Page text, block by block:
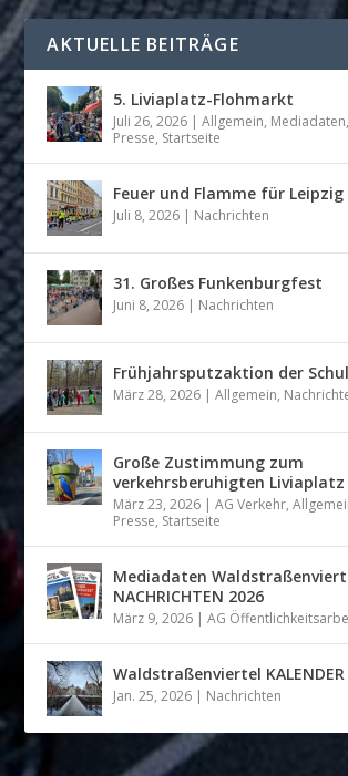
AKTUELLE BEITRÄGE
5. Liviaplatz-Flohmarkt
Juli 26, 2026 |Allgemein, Mediadaten,
Presse, Startseite
Feuer und Flamme für Leipzig
Juli 8, 2026 Nachrichten
31. Großes Funkenburgfest
Juni 8, 2026 Nachrichten
Frühjahrsputzaktion der
März 28, 2026 |Allgemein,
Große Zustimmung zum
verkehrsberuhigten Liviaplatz
März 23, 2026 |AG Verkehr,
Presse, Startseite
Mediadaten
NACHRICHTEN 2026
März 9, 2026 |AG
Waldstraßenviertel KALENDER
Jan. 25, 2026 Nachrichten